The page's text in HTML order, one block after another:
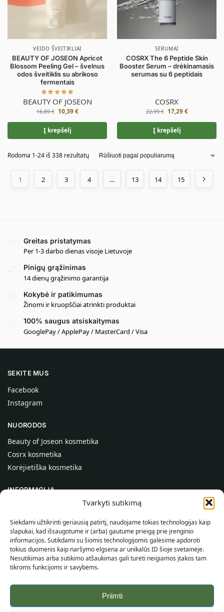
Tvarkyti sutikimą
Siekdami užtikrinti geriausią patirtį, naudojame tokias technologijas kaip
slapukai, kad išsaugotume ir (arba) gautume prieigą prie įrenginio
informacijos. Sutikdami su šiomis technologijomis galėsime apdoroti
tokius duomenis kaip naršymo elgsena ar unikalūs ID šioje svetainėje.
Nesutikimas arba sutikimo atšaukimas gali turėti neigiamos įtakos tam
tikroms funkcijoms ir savybėms.
Priimti
VEIDO ŠVEITIKLIAI
BEAUTY OF JOSEON Apricot
Blossom Peeling Gel – švelnus
odos šveitiklis su abrikoso
fermentais
BEAUTY OF JOSEON
16,89€ 10,39€
Į krepšelį
SERUMAI
COSRX The 6 Peptide Skin
Booster Serum – drėkinamasis
serumas su 6 peptidais
COSRX
22,99€ 17,29€
Į krepšelį
Rodoma 1-24 iš 338 rezultatų
1 2 3 4 … 13 14 15
Greitas pristatymas
Per 1-3 darbo dienas visoje Lietuvoje
Pinigų grąžinimas
14 dienų grąžinimo garantija
Kokybė ir patikimumas
Žinomi ir kruopščiai atrinkti produktai
100% saugus atsiskaitymas
GooglePay / ApplePay / MasterCard / Visa
SEKITE MUS
Facebook
Instagram
NUORODOS
Beauty of Joseon kosmetika
Cosrx kosmetika
Korėjietiška kosmetika
INFORMACIJA
Kontaktai
Pagalba
INFORMACIJA PIRKĖJUI
Pristatymo sąlygos
Taisyklės ir sąlygos
Svetainės žemėlapis